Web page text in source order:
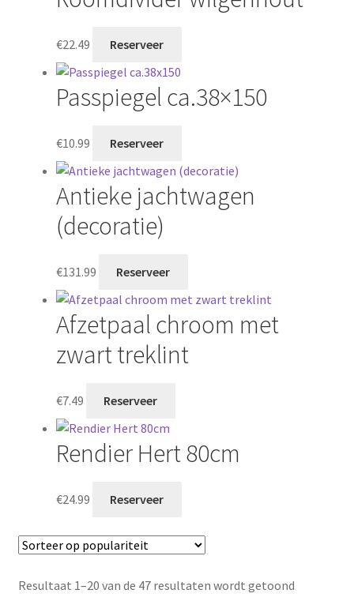
€22.49 Reserveer
Passpiegel ca.38×150
€10.99 Reserveer
Antieke jachtwagen
(decoratie)
€131.99 Reserveer
Afzetpaal chroom met
zwart treklint
€7.49 Reserveer
Rendier Hert 80cm
€24.99 Reserveer
Resultaat 1–20 van de 47 resultaten wordt getoondGesorteerd